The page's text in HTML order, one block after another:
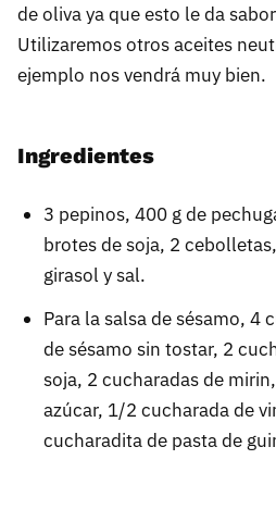
de oliva ya que esto le da
Utilizaremos otros aceites
ejemplo nos vendrá muy bien.
Ingredientes
3 pepinos, 400 g de
brotes de soja, 2
girasol y sal.
Para la salsa de sésamo, 4
de sésamo sin tostar, 2
soja, 2 cucharadas de
azúcar, 1/2 cucharada de
cucharadita de pasta de